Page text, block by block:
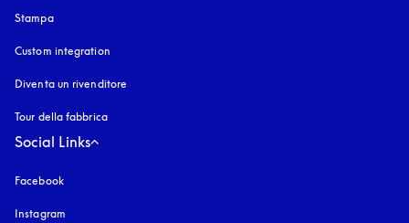
Stampa
Custom integration
Diventa un rivenditore
Tour della fabbrica
Social Links
Facebook
Instagram